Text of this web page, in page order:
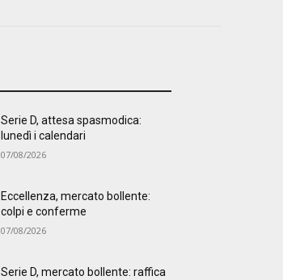
Serie D, attesa spasmodica:
lunedì i calendari
07/08/2026
Eccellenza, mercato bollente:
colpi e conferme
07/08/2026
Serie D, mercato bollente: raffica